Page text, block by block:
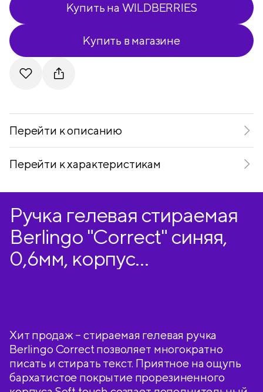
Купить на WILDBERRIES
Купить в магазине
Перейти к описанию
Перейти к характеристикам
Ручка гелевая стираемая
Berlingo "Correct" синяя,
0,6мм, корпус
Хит продаж – стираемая гелевая ручка
Berlingo Correct позволяет многократно
писать и стирать текст. Приятное на ощупь
бархатистое покрытие прорезиненного